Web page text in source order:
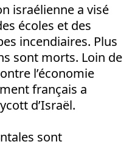
israélienne a visé
écoles et des
incendiaires. Plus
sont morts. Loin de
l’économie
français a
d’Israël.
sont